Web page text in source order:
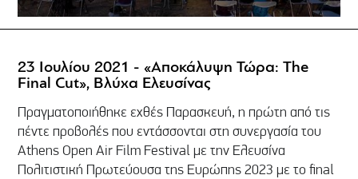
23 Ιουλίου 2021 - «Αποκάλυψη Τώρα: The
Final Cut», Βλύχα Ελευσίνας
Πραγματοποιήθηκε εχθές Παρασκευή, η πρώτη από τις
πέντε προβολές που εντάσσονται στη συνεργασία του
Athens Open Air Film Festival με την Ελευσίνα
Πολιτιστική Πρωτεύουσα της Ευρώπης 2023 με το final